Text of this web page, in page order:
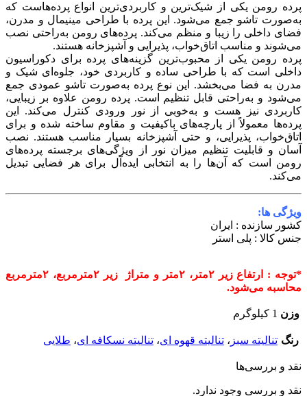
رومن یکی از شیک‌ترین و کاربردی‌ترین انواع پرده‌هاست که
تاشو جمع می‌شود. این پرده با طراحی مینیمال و مدرن،
داخلی را زیبا و منظم می‌کند. پرده‌های رومن به‌راحتی نصب
و مناسب اتاق‌خواب، پذیرایی و آشپزخانه هستند.
رومن یکی از محبوب‌ترین گزینه‌های پرده برای دکوراسیون
است که با طراحی ساده و کاربردی خود، جلوه‌ای شیک و
به فضا می‌بخشد. این نوع پرده به‌صورت تاشو عمودی جمع
و به‌راحتی قابل تنظیم است. پرده رومن علاوه بر زیبایی،
نیز هست و به‌خوبی از نور ورودی کنترل می‌کند. این
معمولاً از پارچه‌های باکیفیت و مقاوم ساخته شده و برای
پذیرایی، و حتی آشپزخانه بسیار مناسب هستند. نصب
و قابلیت تنظیم میزان نور از ویژگی‌های برجسته پرده‌های
است که آن‌ها را به انتخابی ایده‌آل برای هر فضایی تبدیل
ها:
سازنده : ایران
کالا : پلی استر
*توجه : ارتفاع زیر ۲متر، ۲متر و متراژ زیر ۲مترمربع، ۲مترمربع
می‌شود.
وزن 1 کیلوگرم
رنگ تنالیته سبز، تنالیته قهوه ای،تنالیته نسکافه ای،طلایی
و بررسی‌ها
و بررسی وجود ندارد.